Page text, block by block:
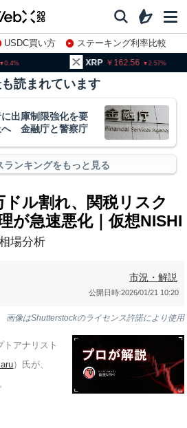
USDC買い方
ステーキング利率比較
XRP 2.57 BNB
読まれています
出庫制限強化を要
へ 金融庁と警察庁
ランキングをもっと見る
ル割れ、関税リスク
が急速悪化｜仮想NISHI
場分析
市況・解説
公開日時:2026/01/21 10:20
画像はShutterstockのライセンス許諾により使用
トアナリスト
）氏が、